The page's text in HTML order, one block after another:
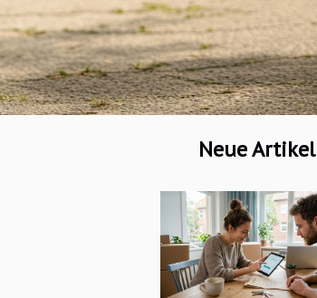
Neue Artikel